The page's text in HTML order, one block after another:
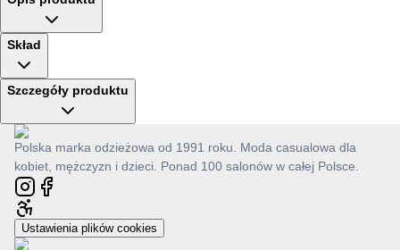
Skład
Szczegóły produktu
Polska marka odzieżowa od 1991 roku. Moda casualowa dla
kobiet, mężczyzn i dzieci. Ponad 100 salonów w całej Polsce.
Ustawienia plików cookies